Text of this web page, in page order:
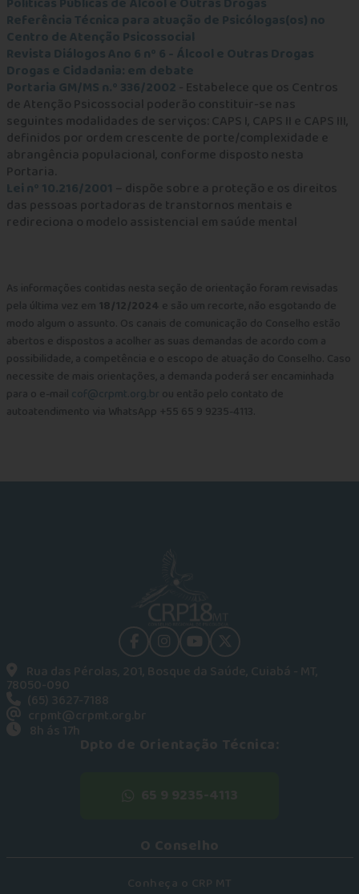
Referência Técnica para atuação de Psicólogas(os) no
Centro de Atenção Psicossocial
Revista Diálogos Ano 6 nº 6 - Álcool e Outras Drogas
Drogas e Cidadania: em debate
Portaria GM/MS n.º 336/2002 - Estabelece que os Centros
de Atenção Psicossocial poderão constituir-se nas
seguintes modalidades de serviços: CAPS I, CAPS II e CAPS III,
definidos por ordem crescente de porte/complexidade e
abrangência populacional, conforme disposto nesta
Portaria.
Lei nº 10.216/2001 – dispõe sobre a proteção e os direitos
das pessoas portadoras de transtornos mentais e
redireciona o modelo assistencial em saúde mental
As informações contidas nesta seção de orientação foram revisadas
pela última vez em 18/12/2024 e são um recorte, não esgotando de
modo algum o assunto. Os canais de comunicação do Conselho estão
abertos e dispostos a acolher as suas demandas de acordo com a
possibilidade, a competência e o escopo de atuação do Conselho. Caso
necessite de mais orientações, a demanda poderá ser encaminhada
para o e-mail cof@crpmt.org.br ou então pelo contato de
autoatendimento via WhatsApp +55 65 9 9235-4113.
facebookinstagram
youtubeTwitter
Rua das Pérolas, 201, Bosque da Saúde, Cuiabá - MT,
78050-090
(65) 3627-7188
crpmt@crpmt.org.br
8h ás 17h
Dpto de Orientação Técnica:
O Conselho
Conheça o CRP MT